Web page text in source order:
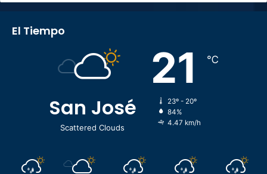
El Tiempo
San José
Scattered Clouds
21 ℃
23º - 20º
84%
4.47 km/h